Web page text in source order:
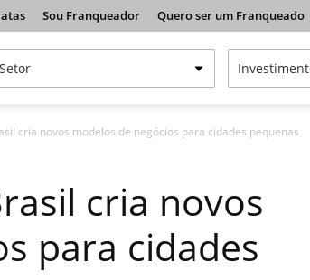
Sou Franqueador Quero ser um Franqueado
cria novos modelos de negócios para cidades pequenas
cria novos
para cidades